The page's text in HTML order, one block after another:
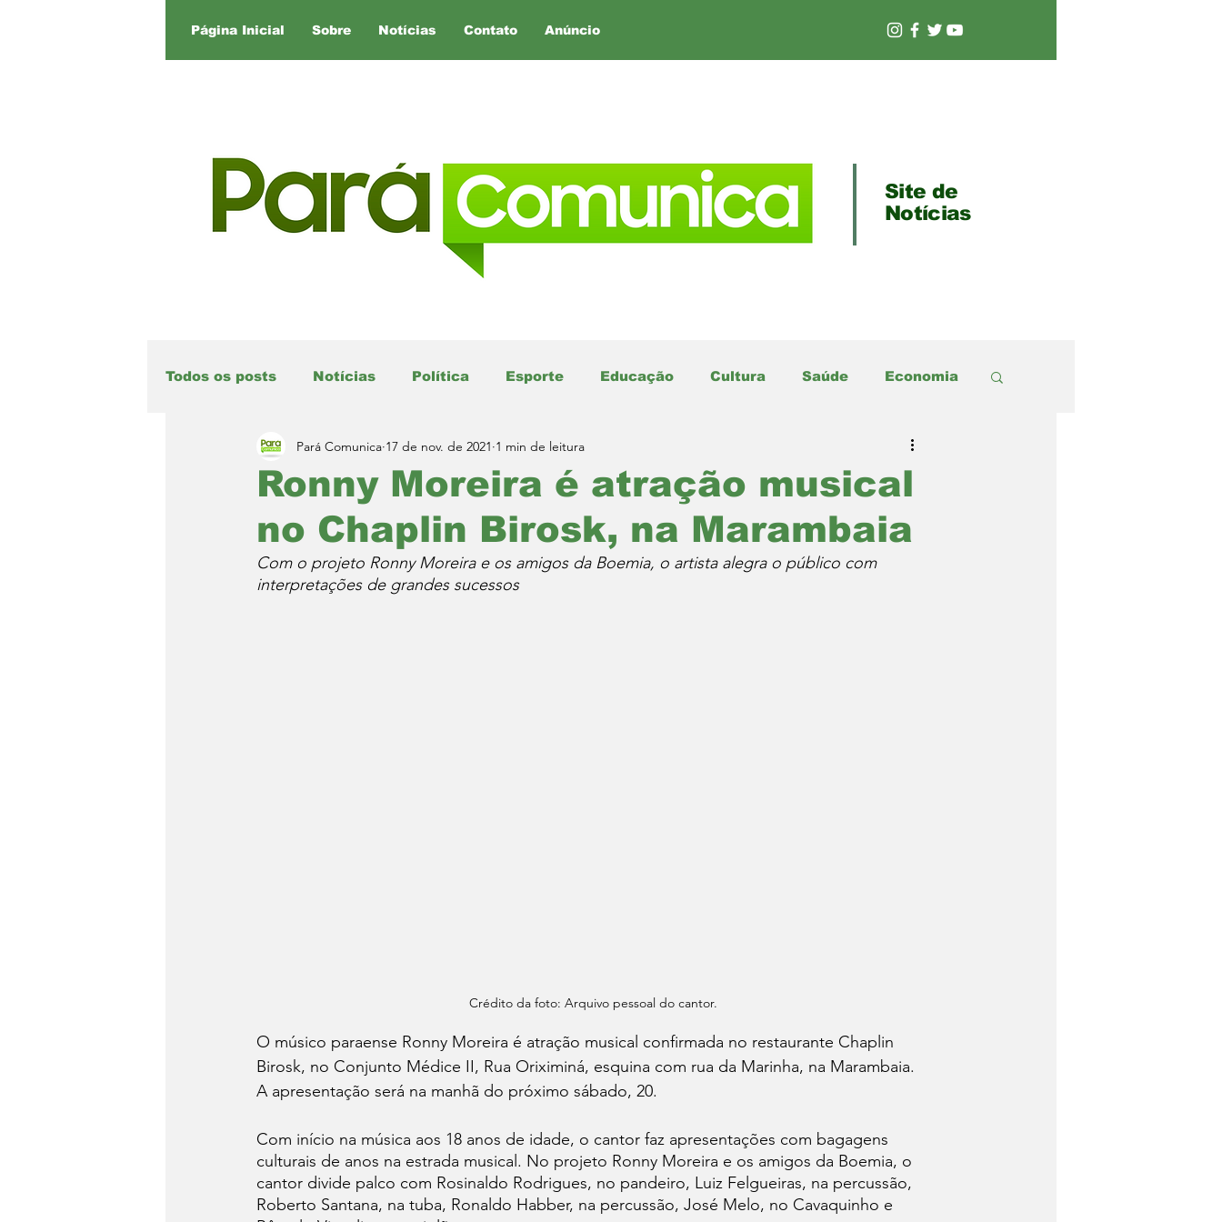
Página Inicial Sobre Notícias Contato Anúncio
Site de
Notícias
Todos os posts Notícias Política Esporte Educação Cultura Saúde Economia
Ronny Moreira é atração musical
no Chaplin Birosk, na Marambaia
Pará Comunica 17 de nov. de 2021 1 min de leitura
Com o projeto Ronny Moreira e os amigos da Boemia, o artista alegra o público com
interpretações de grandes sucessos
Crédito da foto: Arquivo pessoal do cantor.
O músico paraense Ronny Moreira é atração musical confirmada no restaurante Chaplin
Birosk, no Conjunto Médice II, Rua Oriximiná, esquina com rua da Marinha, na Marambaia.
A apresentação será na manhã do próximo sábado, 20.
Com início na música aos 18 anos de idade, o cantor faz apresentações com bagagens
culturais de anos na estrada musical. No projeto Ronny Moreira e os amigos da Boemia, o
cantor divide palco com Rosinaldo Rodrigues, no pandeiro, Luiz Felgueiras, na percussão,
Roberto Santana, na tuba, Ronaldo Habber, na percussão, José Melo, no Cavaquinho e